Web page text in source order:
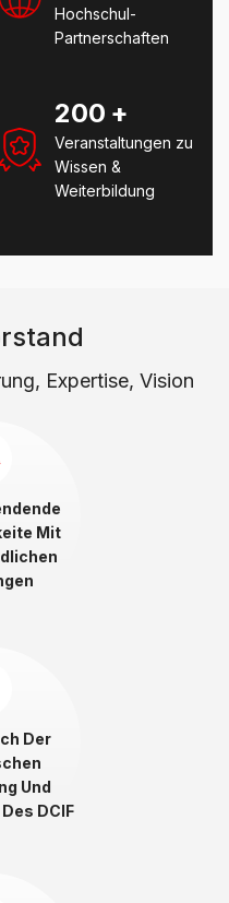
Hochschul-
Partnerschaften
200 +
Veranstaltungen zu
Wissen &
Weiterbildung
Expertise, Vision
Mit
Der
Und
DCIF